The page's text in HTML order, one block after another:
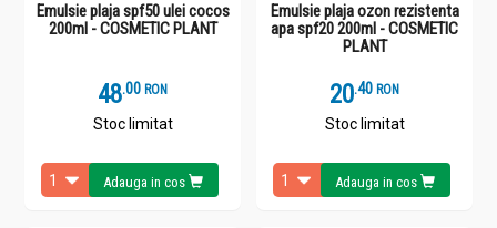
Emulsie plaja spf50 ulei cocos
200ml - COSMETIC PLANT
48.0 RON
Stoc limitat
Adauga in cos
Emulsie plaja ozon rezistenta
apa spf20 200ml - COSMETIC
PLANT
20.4 RON
Stoc limitat
Adauga in cos